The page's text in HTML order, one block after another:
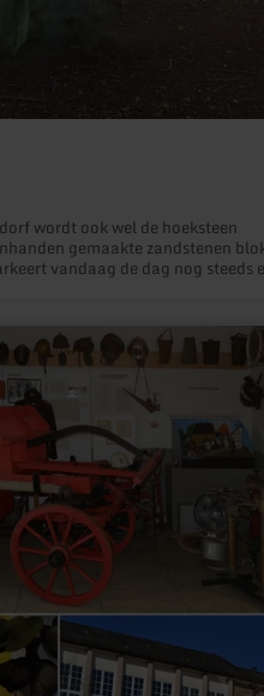
wordt ook wel de hoeksteen
gemaakte zandstenen
vandaag de dag nog steeds